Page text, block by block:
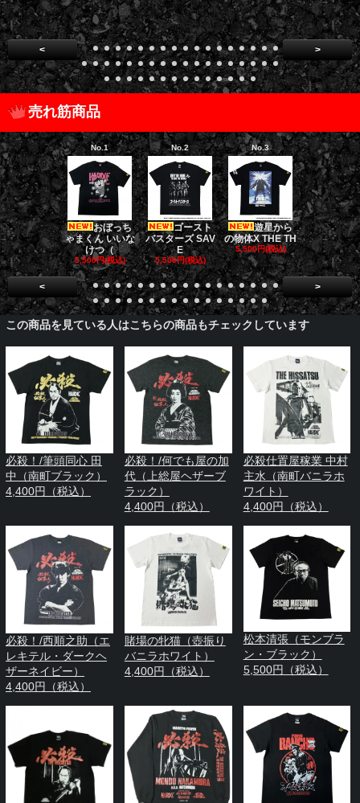
< >
売れ筋商品
No.1
おぼっち
ゃまくん いいな
けつ（
5,500円(税込)
No.2
ゴースト
バスターズ SAV
E
5,500円(税込)
No.3
遊星から
の物体X THE TH
5,500円(税込)
No.4
ゴー
バスターズ
ージャ
5,500円(税
< >
この商品を見ている人はこちらの商品もチェックしています
必殺！/筆頭同心 田
中（南町ブラック）
4,400円（税込）
必殺！/何でも屋の加
代（上総屋ヘザーブ
ラック）
4,400円（税込）
必殺仕置屋稼業 中村
主水（南町バニラホ
ワイト）
4,400円（税込）
必殺！/西順之助（エ
レキテル・ダークヘ
ザーネイビー）
4,400円（税込）
賭場の牝猫（壺振り
バニラホワイト）
4,400円（税込）
松本清張（モンブラ
ン・ブラック）
5,500円（税込）